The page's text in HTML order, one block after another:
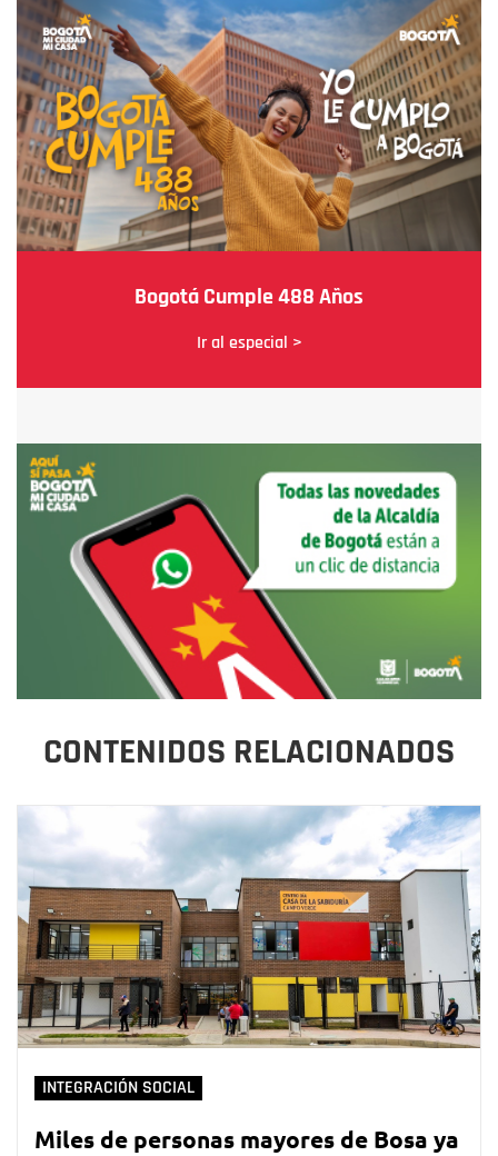
Bogotá Cumple 488 Años
Ir al especial >
CONTENIDOS RELACIONADOS
INTEGRACIÓN SOCIAL
Miles de personas mayores de Bosa ya